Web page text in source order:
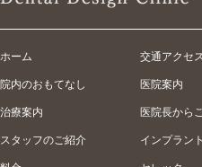
ホーム
院内のおもてなし
治療案内
スタッフのご紹介
交通アクセス
医院案内
医院長から
インプラント